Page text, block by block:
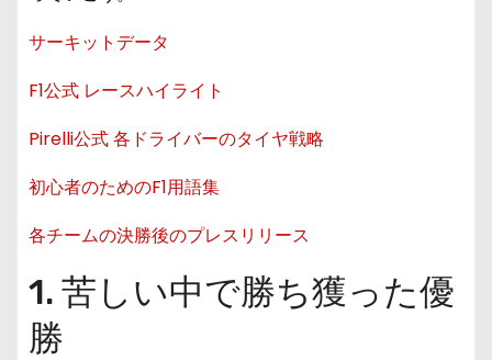
サーキットデータ
F1公式 レースハイライト
Pirelli公式 各ドライバーのタイヤ戦略
初心者のためのF1用語集
各チームの決勝後のプレスリリース
1. 苦しい中で勝ち獲った優
勝